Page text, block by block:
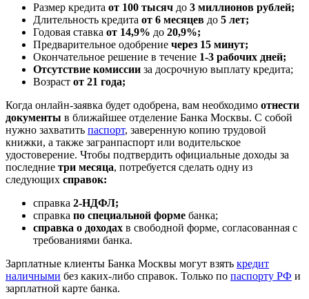
Размер кредита от 100 тысяч до 3 миллионов рублей;
Длительность кредита от 6 месяцев до 5 лет;
Годовая ставка от 14,9% до 20,9%;
Предварительное одобрение через 15 минут;
Окончательное решение в течение 1-3 рабочих дней;
Отсутствие комиссии за досрочную выплату кредита;
Возраст от 21 года;
Когда онлайн-заявка будет одобрена, вам необходимо отнести
документы в ближайшее отделение Банка Москвы. С собой
нужно захватить паспорт, заверенную копию трудовой
книжки, а также загранпаспорт или водительское
удостоверение. Чтобы подтвердить официальные доходы за
последние три месяца, потребуется сделать одну из
следующих справок:
справка 2-НДФЛ;
справка по специальной форме банка;
справка о доходах в свободной форме, согласованная с
требованиями банка.
Зарплатные клиенты Банка Москвы могут взять кредит
наличными без каких-либо справок. Только по паспорту РФ и
зарплатной карте банка.